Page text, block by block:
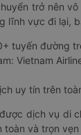
trở nên
lĩnh vực đi lại,
tuyến đường
Vietnam
uy tín trên
dịch vụ di
toàn và trọn vẹn